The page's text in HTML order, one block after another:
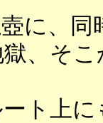
に、
、そ
ト上